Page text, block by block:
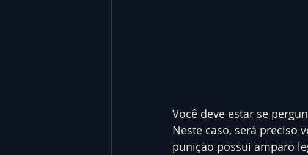
Você deve estar se
Neste caso, será preciso
punição possui amparo